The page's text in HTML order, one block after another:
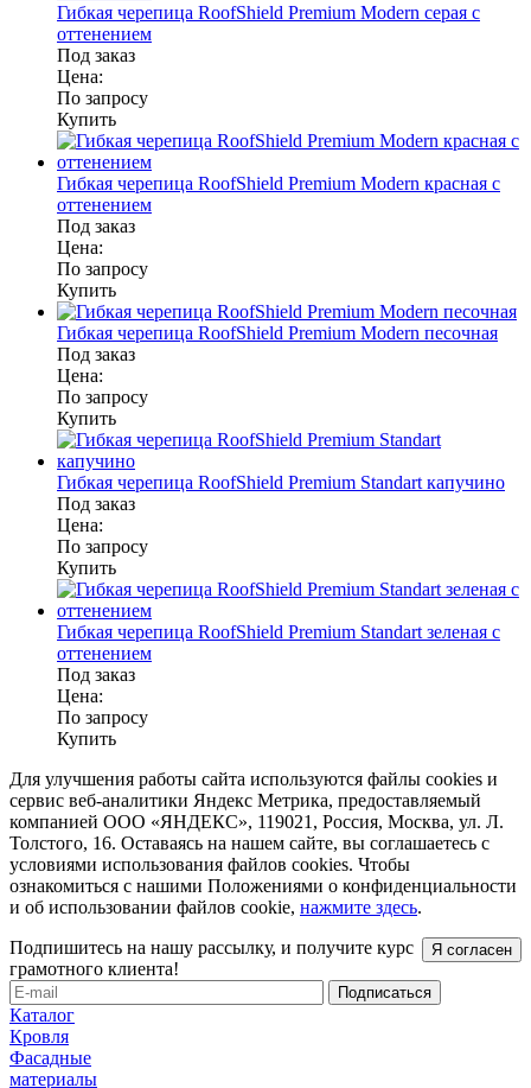
Гибкая черепица RoofShield Premium Modern серая с
оттенением
Под заказ
Цена:
По запросу
Купить
Гибкая черепица RoofShield Premium Modern красная с
оттенением
Под заказ
Цена:
По запросу
Купить
Гибкая черепица RoofShield Premium Modern песочная
Под заказ
Цена:
По запросу
Купить
Гибкая черепица RoofShield Premium Standart капучино
Под заказ
Цена:
По запросу
Купить
Гибкая черепица RoofShield Premium Standart зеленая с
оттенением
Под заказ
Цена:
По запросу
Купить
Для улучшения работы сайта используются файлы cookies и
сервис веб-аналитики Яндекс Метрика, предоставляемый
компанией ООО «ЯНДЕКС», 119021, Россия, Москва, ул. Л.
Толстого, 16. Оставаясь на нашем сайте, вы соглашаетесь с
условиями использования файлов cookies. Чтобы
ознакомиться с нашими Положениями о конфиденциальности
и об использовании файлов cookie, нажмите здесь.
Я согласен
Подпишитесь на нашу рассылку, и получите курс
грамотного клиента!
Каталог
Кровля
Фасадные
материалы